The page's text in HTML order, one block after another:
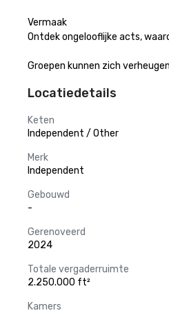
Vermaak
Ontdek ongelooflijke acts,
Groepen kunnen zich
Locatiedetails
Keten
Independent / Other
Merk
Independent
Gebouwd
-
Gerenoveerd
2024
Totale vergaderruimte
2.250.000 ft²
Kamers